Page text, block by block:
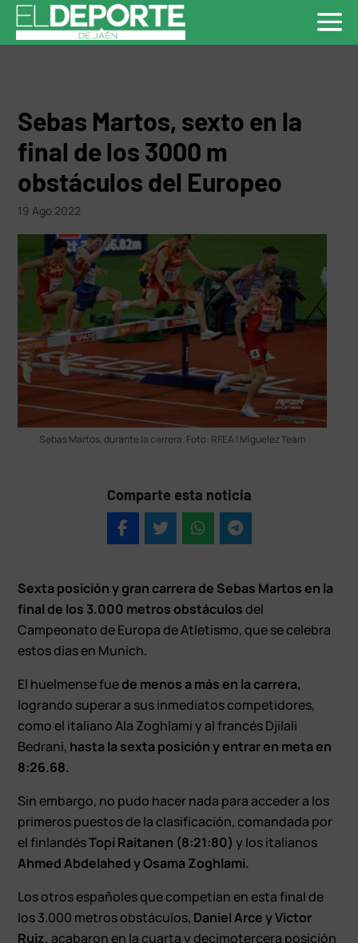
Sebas Martos, sexto en la
final de los 3000 m
obstáculos del Europeo
19 Ago 2022
Sebas Martos, durante la carrera. Foto: RFEA | Miguelez Team
Comparte esta noticia
Sexta posición y gran carrera de Sebas Martos en la
final de los 3.000 metros obstáculosdel
Campeonato de Europa de Atletismo, que se celebra
estos días en Munich.
El huelmense fuede menos a más en la carrera,
logrando superar a sus inmediatos competidores,
como el italiano Ala Zoghlami y al francés Djilali
Bedrani, hasta la sexta posición y entrar en meta en
8:26.68.
Sin embargo, no pudo hacer nada para acceder a los
primeros puestos de la clasificación, comandada por
el finlandésTopi Raitanen (8:21:80) y los italianos
Ahmed Abdelahed y Osama Zoghlami.
Los otros españoles que competían en esta final de
los 3.000 metros obstáculos, Daniel Arce y Víctor
Ruiz, acabaron en la cuarta y decimotercera posición